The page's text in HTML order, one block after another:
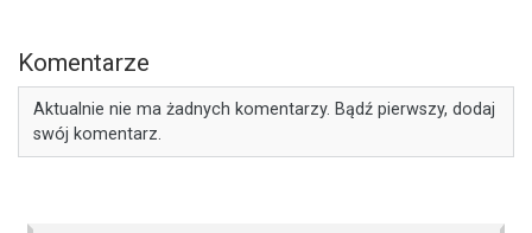
Komentarze
Aktualnie nie ma żadnych komentarzy. Bądź pierwszy, dodaj
swój komentarz.